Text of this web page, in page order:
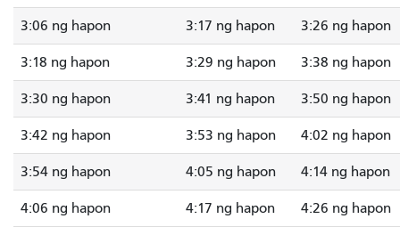
3:06 ng hapon 3:17 ng hapon 3:26 ng hapon
3:18 ng hapon 3:29 ng hapon 3:38 ng hapon
3:30 ng hapon 3:41 ng hapon 3:50 ng hapon
3:42 ng hapon 3:53 ng hapon 4:02 ng hapon
3:54 ng hapon 4:05 ng hapon 4:14 ng hapon
4:06 ng hapon 4:17 ng hapon 4:26 ng hapon